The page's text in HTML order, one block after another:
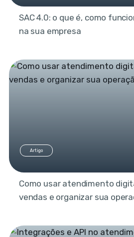
SAC 4.0: o que é, como
na sua empresa
Artigo
Como usar atendimento
vendas e organizar sua